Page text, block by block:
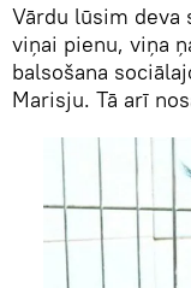
Vārdu lūsim deva
viņai pienu, viņa
balsošana
Marisju. Tā arī